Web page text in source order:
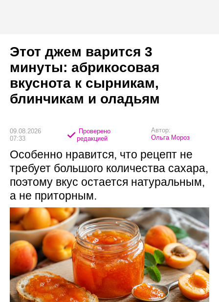
Этот джем варится 3
минуты: абрикосовая
вкуснота к сырникам,
блинчикам и оладьям
09.08.2026
07:33
Проверено
редакцией
Автор:
Ольга Мороз
Особенно нравится, что рецепт не
требует большого количества сахара,
поэтому вкус остается натуральным,
а не приторным.